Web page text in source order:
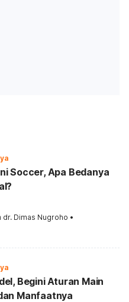
Soccer, Apa Bedanya
dr. Dimas Nugroho •
Begini Aturan Main
Manfaatnya